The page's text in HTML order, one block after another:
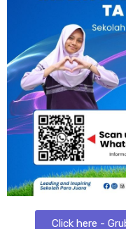
Click here -